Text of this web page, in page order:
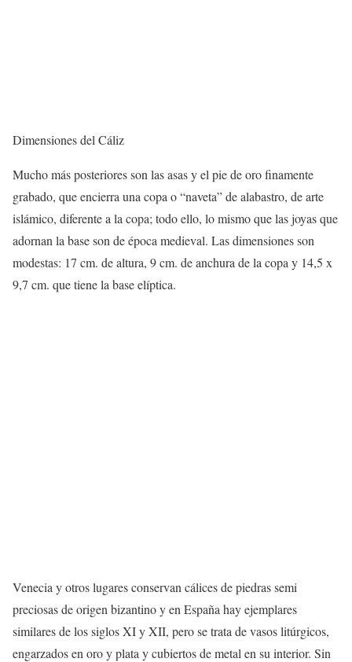
Dimensiones del Cáliz
Mucho más posteriores son las asas y el pie de oro finamente
grabado, que encierra una copa o “naveta” de alabastro, de arte
islámico, diferente a la copa; todo ello, lo mismo que las joyas que
adornan la base son de época medieval. Las dimensiones son
modestas: 17 cm. de altura, 9 cm. de anchura de la copa y 14,5 x
9,7 cm. que tiene la base elíptica.
Venecia y otros lugares conservan cálices de piedras semi
preciosas de origen bizantino y en España hay ejemplares
similares de los siglos XI y XII, pero se trata de vasos litúrgicos,
engarzados en oro y plata y cubiertos de metal en su interior. Sin